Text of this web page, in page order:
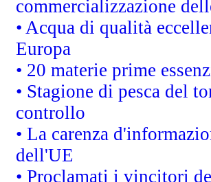
commercializzazione
• Acqua di qualità
Europa
• 20 materie prime
• Stagione di pesca del
controllo
• La carenza
dell'UE
• Proclamati i vincitori